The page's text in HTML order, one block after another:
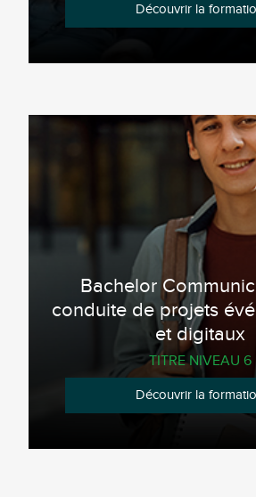
Découvrir la
Bachelor
conduite de projets
et digitaux
TITRE NIVEAU 6
Découvrir la